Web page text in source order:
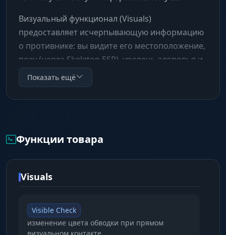
Визуальный функционал (Visuals)
предоставляет исчерпывающую информацию
о противнике: вы видите его местоположение,
позу (через Skeleton ESP), уровень здоровья и
никнейм. Функция Visible Check помогает
мгновенно понять, можно ли прострелить
врага, меняя цвет обводки. Аимбот имеет
под легитный стиль, не вызывая подозрений у
Показать ещё
Функции товара
Visuals
Visible Check
изменение цвета обводки при прямом